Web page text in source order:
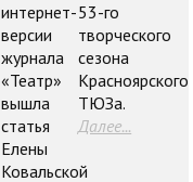
интернет-
версии
журнала
«Театр»
вышла
статья
Елены
Ковальской
53-го
творческого
сезона
Красноярского
ТЮЗа.
Далее...